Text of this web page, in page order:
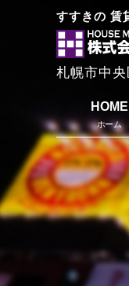
すすきの 賃
札幌市中
HOME
ホーム